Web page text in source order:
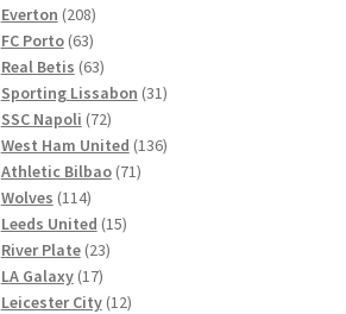
Everton 208208
produkter
FC Porto 6363
produkter
Real Betis 6363
produkter
Sporting Lissabon 3131
SSC Napoli 7272
produkter
West Ham United 136136
Athletic Bilbao 7171
Wolves 114114
produkter
Leeds United 1515
River Plate 2323
LA Galaxy 1717
produkter
Leicester City 1212